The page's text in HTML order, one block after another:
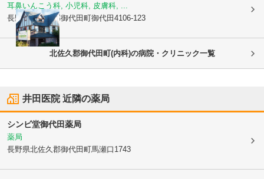
耳鼻いんこう科, 小児科, 皮膚科, ...
長野県北佐久郡御代田町御代田4106-123
北佐久郡御代田町(内科)の病院・クリニック一覧
井田医院近隣の薬局
シンビ堂御代田薬局
薬局
長野県北佐久郡御代田町馬瀬口1743